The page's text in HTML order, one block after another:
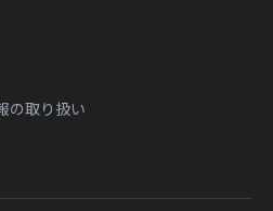
の取り扱い